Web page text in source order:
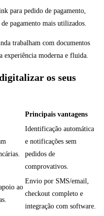
para pedido de pagamento,
pagamento mais utilizados.
trabalham com documentos
experiência moderna e fluida.
os seus
Principais vantagens
Identificação automática
e notificações sem
pedidos de
comprovativos.
ao
Envio por SMS/email,
checkout completo e
integração com software.